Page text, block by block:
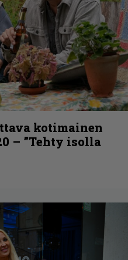
kotimainen
– ”Tehty isolla